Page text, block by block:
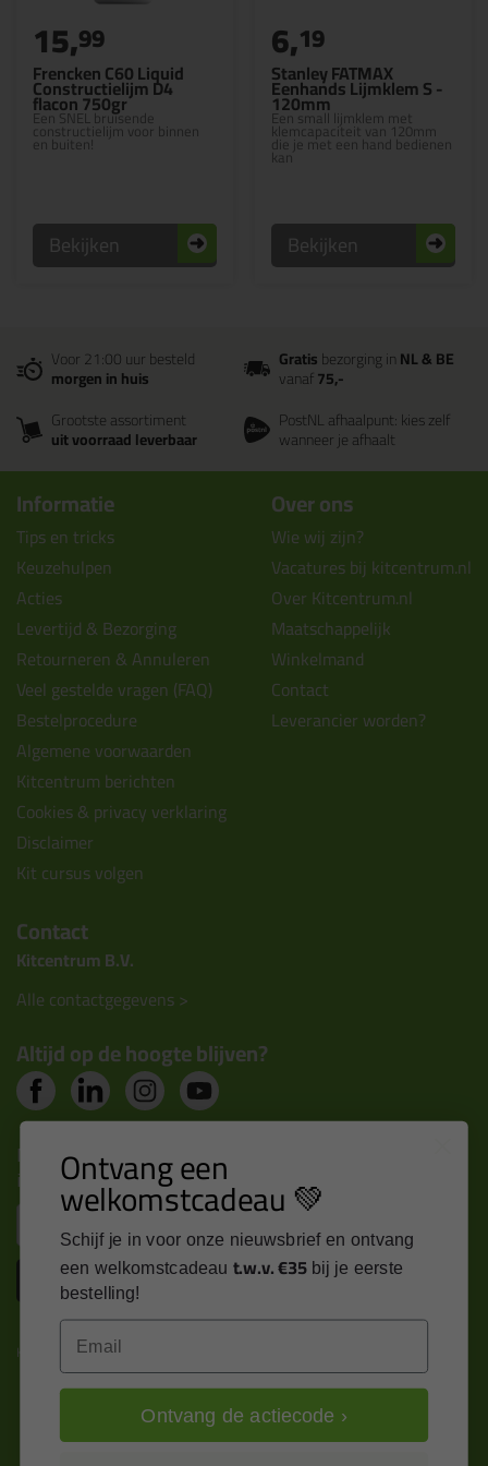
Frencken C60 Liquid
Constructielijm D4
flacon 750gr
Een SNEL bruisende
constructielijm voor binnen
en buiten!
15,99
Bekijken
Stanley FATMAX
Eenhands Lijmklem S -
120mm
Een small lijmklem met
klemcapaciteit van 120mm
die je met een hand bedienen
kan
6,19
Bekijken
Voor 21:00 uur besteld
morgen in huis
Gratisbezorging inNL & BE
vanaf75,-
Grootste assortiment
uit voorraad leverbaar
PostNL afhaalpunt: kies zelf
wanneer je afhaalt
Informatie
Tips en tricks
Keuzehulpen
Acties
Levertijd & Bezorging
Retourneren & Annuleren
Veel gestelde vragen (FAQ)
Bestelprocedure
Algemene voorwaarden
Kitcentrum berichten
Cookies & privacy verklaring
Disclaimer
Kit cursus volgen
Over ons
Wie wij zijn?
Vacatures bij kitcentrum.nl
Over Kitcentrum.nl
Maatschappelijk
Winkelmand
Contact
Leverancier worden?
Contact
Kitcentrum B.V.
Alle contactgegevens >
Altijd op de hoogte blijven?
Nieuws, tips en exclusieve deals rechtstreeks in je
inbox
Inschrijven
Kitcentrum is trots op:
Ontvang een
welkomstcadeau 💚
Schijf je in voor onze nieuwsbrief en ontvang
een welkomstcadeau t.w.v. €35 bij je eerste
bestelling!
Email
Ontvang de actiecode ›